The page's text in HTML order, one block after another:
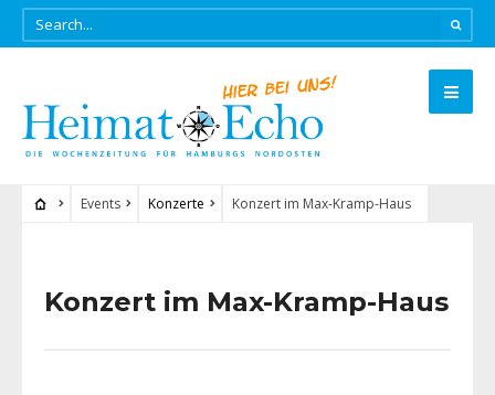
Events Konzerte Konzert im Max-Kramp-Haus
Konzert im Max-Kramp-Haus